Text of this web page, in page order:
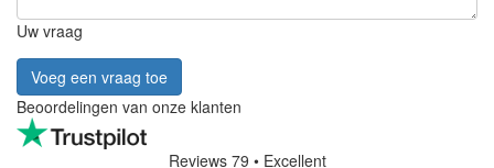
Uw vraag
Voeg een vraag toe
Beoordelingen van onze klanten
Reviews 79 • Excellent